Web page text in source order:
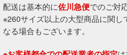
配送は基本的に佐川急便でのご対
※260サイズ以上の大型商品に関し
なる場合もございます。